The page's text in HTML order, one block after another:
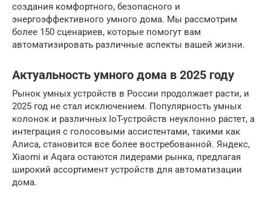
создания комфортного, безопасного и
энергоэффективного умного дома. Мы рассмотрим
более 150 сценариев, которые помогут вам
автоматизировать различные аспекты вашей жизни.
Актуальность умного дома в 2025 году
Рынок умных устройств в России продолжает расти, и
2025 год не стал исключением. Популярность умных
колонок и различных IoT-устройств неуклонно растет, а
интеграция с голосовыми ассистентами, такими как
Алиса, становится все более востребованной. Яндекс,
Xiaomi и Aqara остаются лидерами рынка, предлагая
широкий ассортимент устройств для автоматизации
дома.